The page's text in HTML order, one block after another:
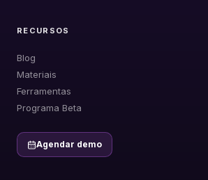
RECURSOS
Blog
Materiais
Ferramentas
Programa Beta
Agendar demo